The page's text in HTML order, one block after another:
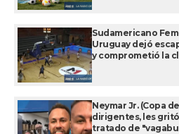
Sudamericano
Uruguay dejó
y comprometió la
Neymar Jr. (Copa
dirigentes, les
tratado de